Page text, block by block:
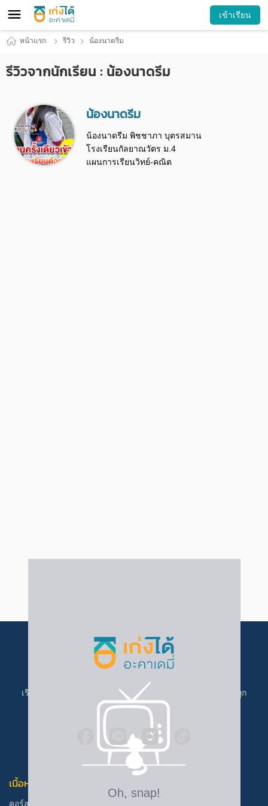
เข้าเรียน
หน้าแรก รีวิว น้องนาดรีม
รีวิวจากนักเรียน : น้องนาดรีม
น้องนาดรีม
น้องนาดรีม พิชชาภา บุตรสมาน
โรงเรียนกัลยาณวัตร ม.4
แผนการเรียนวิทย์-คณิต
เรียนที่ เก่งได้ อะคาเดมี่ ราคาเข้าถึงง่าย ครบทุกคอร์ส เก่งได้ทุก
คน
เนื้อหาการเรียน
คอร์สเรียน